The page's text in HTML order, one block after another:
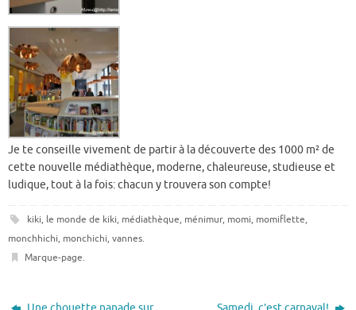
Je te conseille vivement de partir à la découverte des 1000 m² de
cette nouvelle médiathèque, moderne, chaleureuse, studieuse et
ludique, tout à la fois: chacun y trouvera son compte!
kiki, le monde de kiki, médiathèque, ménimur, momi, momiflette,
monchhichi, monchichi, vannes.
Marque-page.